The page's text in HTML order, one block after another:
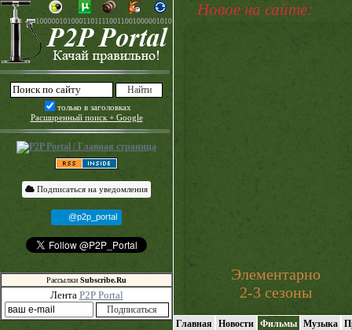
только в заголовках
Расширенный поиск + Google
Подписаться на уведомления
@p2p_portal
Рассылки Subscribe.Ru
Лента P2P Portal
Новое на сайте:
Элементарно
2-3 сезоны
Главная Новости Фильмы Музыка